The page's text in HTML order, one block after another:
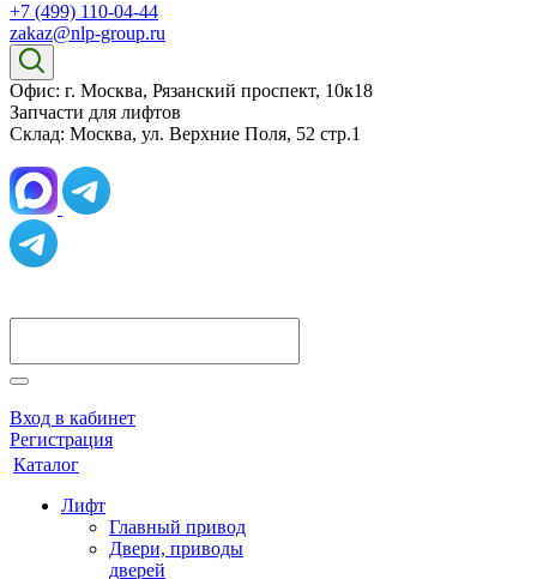
+7 (499) 110-04-44
zakaz@nlp-group.ru
Офис: г. Москва, Рязанский проспект, 10к18
Запчасти для лифтов
Склад: Москва, ул. Верхние Поля, 52 стр.1
Вход в кабинет
Регистрация
Каталог
Лифт
Главный привод
Двери, приводы
дверей